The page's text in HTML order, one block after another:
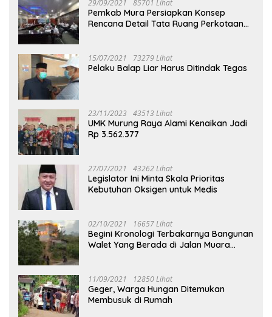
29/09/2021 85701 Lihat
Pemkab Mura Persiapkan Konsep
Rencana Detail Tata Ruang Perkotaan
15/07/2021 73279 Lihat
Pelaku Balap Liar Harus Ditindak Tegas
23/11/2023 43513 Lihat
UMK Murung Raya Alami Kenaikan Jadi
Rp 3.562.377
27/07/2021 43262 Lihat
Legislator Ini Minta Skala Prioritas
Kebutuhan Oksigen untuk Medis
02/10/2021 16657 Lihat
Begini Kronologi Terbakarnya Bangunan
Walet Yang Berada di Jalan Muara
11/09/2021 12850 Lihat
Geger, Warga Hungan Ditemukan
Membusuk di Rumah